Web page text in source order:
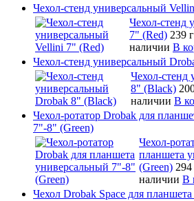
Чехол-стенд универсальный
Чехол-стенд
7" (Red) 239
наличии В
Чехол-стенд универсальный
Чехол-стенд
8" (Black)
наличии В
Чехол-ротатор Drobak для
7"-8" (Green)
Чехол-
планшета
(Green)
наличии В
Чехол Drobak Space для